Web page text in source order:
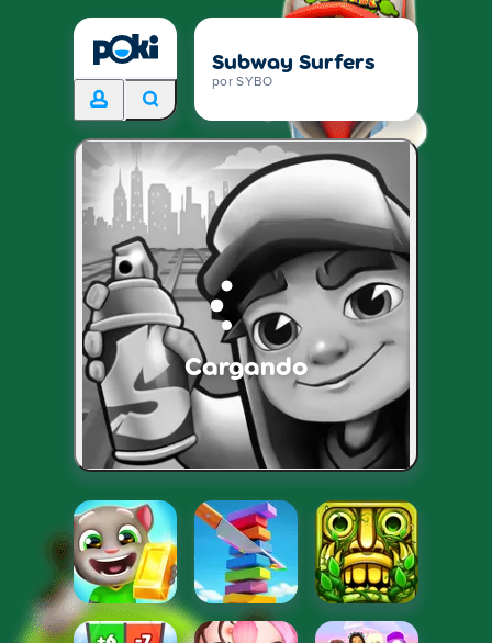
Subway Surfers
por SYBO
Cargando